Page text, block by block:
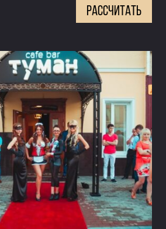
рассчитать